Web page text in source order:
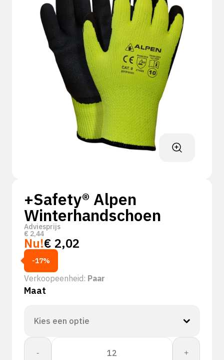
+Safety® Alpen
Winterhandschoen
Adviesprijs
€ 2,44
Nu!€ 2,02
-17%
Verkoopeenheid: Paar
Maat
-
+Safety®
Alpen
+